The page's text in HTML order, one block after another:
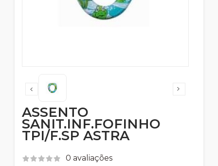
ASSENTO
SANIT.INF.FOFINHO
TPI/F.SP ASTRA
0 avaliações